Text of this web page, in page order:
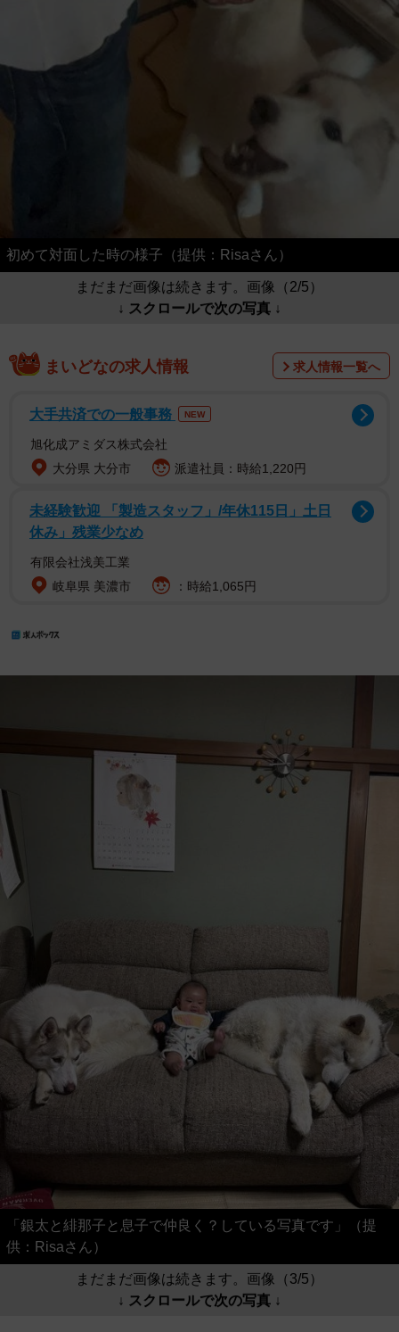
初めて対面した時の様子（提供：Risaさん）
まだまだ画像は続きます。画像（2/5）
↓ スクロールで次の写真 ↓
まいどなの求人情報 求人情報一覧へ
大手共済での一般事務 NEW
旭化成アミダス株式会社
大分県 大分市
派遣社員：時給1,220円
未経験歓迎 「製造スタッフ」/年休115日」土日
休み」残業少なめ
有限会社浅美工業
岐阜県 美濃市
：時給1,065円
「銀太と緋那子と息子で仲良く？している写真です」（提
供：Risaさん）
まだまだ画像は続きます。画像（3/5）
↓ スクロールで次の写真 ↓